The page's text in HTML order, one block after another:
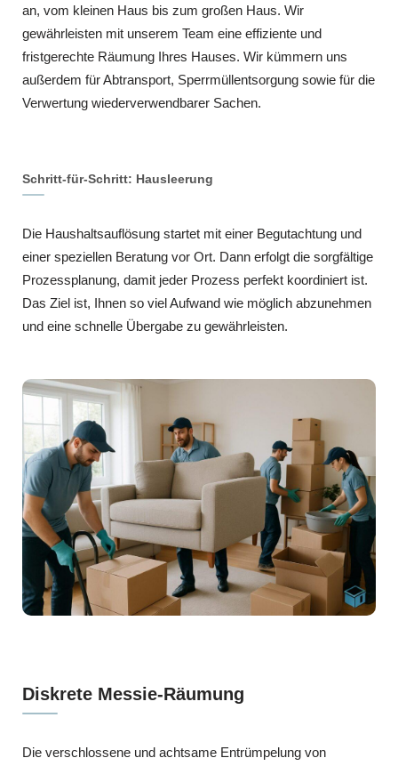
an, vom kleinen Haus bis zum großen Haus. Wir
gewährleisten mit unserem Team eine effiziente und
fristgerechte Räumung Ihres Hauses. Wir kümmern uns
außerdem für Abtransport, Sperrmüllentsorgung sowie für die
Verwertung wiederverwendbarer Sachen.
Schritt-für-Schritt: Hausleerung
Die Haushaltsauflösung startet mit einer Begutachtung und
einer speziellen Beratung vor Ort. Dann erfolgt die sorgfältige
Prozessplanung, damit jeder Prozess perfekt koordiniert ist.
Das Ziel ist, Ihnen so viel Aufwand wie möglich abzunehmen
und eine schnelle Übergabe zu gewährleisten.
Diskrete Messie-Räumung
Die verschlossene und achtsame Entrümpelung von